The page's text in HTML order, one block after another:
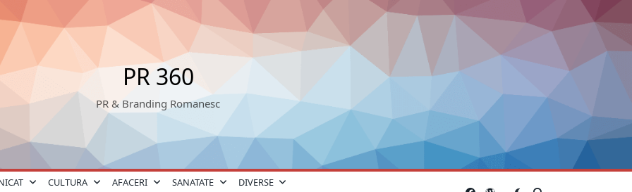
PR 360
PR & Branding Romanesc
CULTURA AFACERI SANATATE
DIVERSE